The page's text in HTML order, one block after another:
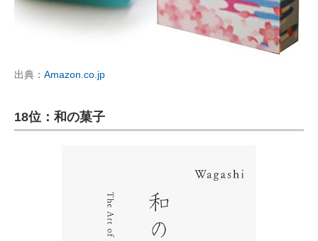
出典： Amazon.co.jp
18位：和の菓子